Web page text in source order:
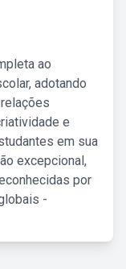
ao
adotando
e
em sua
excepcional,
por
-